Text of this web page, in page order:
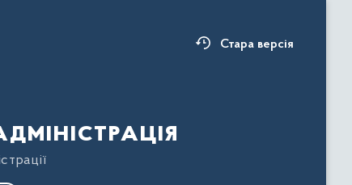
Стара версія